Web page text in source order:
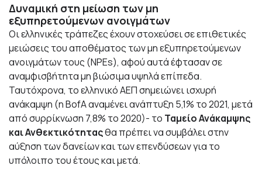
Δυναμική στη μείωση των μη
εξυπηρετούμενων ανοιγμάτων
Οι ελληνικές τράπεζες έχουν στοχεύσει σε επιθετικές
μειώσεις του αποθέματος των μη εξυπηρετούμενων
ανοιγμάτων τους (NPEs), αφού αυτά έφτασαν σε
αναμφισβήτητα μη βιώσιμα υψηλά επίπεδα.
Ταυτόχρονα, το ελληνικό ΑΕΠ σημειώνει ισχυρή
ανάκαμψη (η BofA αναμένει ανάπτυξη 5,1% το 2021, μετά
από συρρίκνωση 7,8% το 2020)- το Ταμείο Ανάκαμψης
και Ανθεκτικότηταςθα πρέπει να συμβάλει στην
αύξηση των δανείων και των επενδύσεων για το
υπόλοιπο του έτους και μετά.